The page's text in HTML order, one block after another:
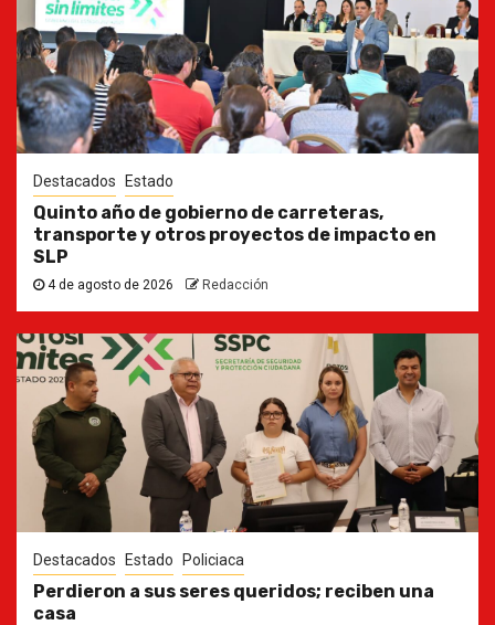
Destacados Estado
Quinto año de gobierno de carreteras,
transporte y otros proyectos de impacto en
SLP
4 de agosto de 2026 Redacción
Destacados Estado Policiaca
Perdieron a sus seres queridos; reciben una
casa